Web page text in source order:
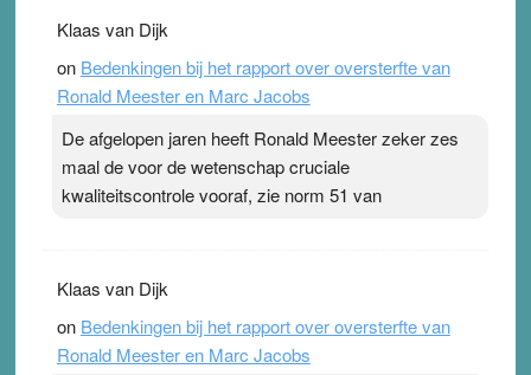
Klaas van Dijk
on Bedenkingen bij het rapport over oversterfte van
Ronald Meester en Marc Jacobs
De afgelopen jaren heeft Ronald Meester zeker zes
maal de voor de wetenschap cruciale
kwaliteitscontrole vooraf, zie norm 51 van
Klaas van Dijk
on Bedenkingen bij het rapport over oversterfte van
Ronald Meester en Marc Jacobs